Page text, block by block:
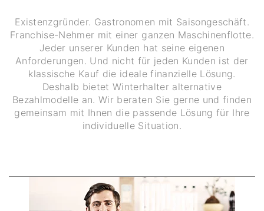
Existenzgründer. Gastronomen mit Saisongeschäft.
Franchise-Nehmer mit einer ganzen Maschinenflotte.
Jeder unserer Kunden hat seine eigenen
Anforderungen. Und nicht für jeden Kunden ist der
klassische Kauf die ideale finanzielle Lösung.
Deshalb bietet Winterhalter alternative
Bezahlmodelle an. Wir beraten Sie gerne und finden
gemeinsam mit Ihnen die passende Lösung für Ihre
individuelle Situation.